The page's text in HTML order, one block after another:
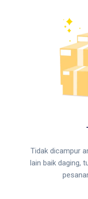
Tidak dicampur
lain baik daging,